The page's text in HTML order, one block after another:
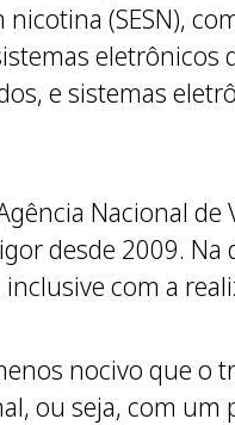
(SESN),
e sistemas
Nacional
desde 2009.
com a
nocivo que
ou seja, com um